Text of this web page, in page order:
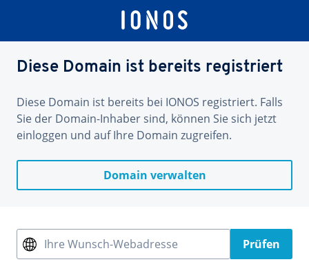
Diese Domain ist bereits registriert
Diese Domain ist bereits bei IONOS registriert. Falls
Sie der Domain-Inhaber sind, können Sie sich jetzt
einloggen und auf Ihre Domain zugreifen.
Domain verwalten
Ihre Wunsch-Webadresse Prüfen